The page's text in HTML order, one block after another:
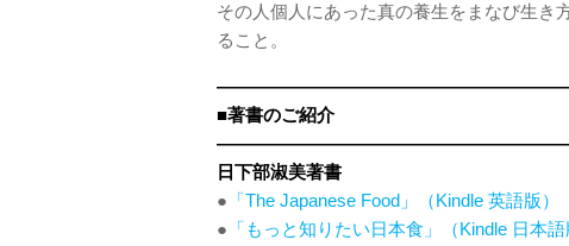
その人個人にあった真の養生をまなび生き
ること。
■著書のご紹介
日下部淑美著書
● 「The Japanese Food」（Kindle 英語版）
● 「もっと知りたい日本食」（Kindle 日本語